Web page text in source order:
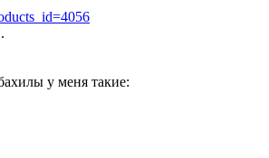
у меня такие: